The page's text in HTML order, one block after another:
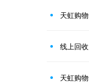
天虹购
线上回
天虹购